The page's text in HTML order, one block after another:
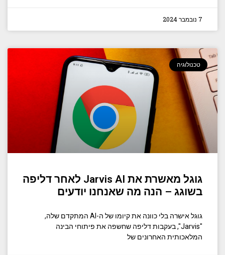
7 נובמבר 2024
טכנולוגיה
גוגל מאשרת את Jarvis AI לאחר דליפה
בשוגג – הנה מה שאנחנו יודעים
גוגל אישרה בלי כוונה את קיומו של ה-AI המתקדם שלה,
"Jarvis", בעקבות דליפה שחשפה את פיתוחי הבינה
המלאכותית האחרונים של